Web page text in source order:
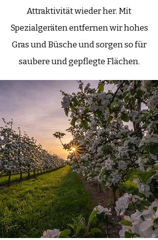
Attraktivität wieder her. Mit
Spezialgeräten entfernen wir hohes
Gras und Büsche und sorgen so für
saubere und gepflegte Flächen.